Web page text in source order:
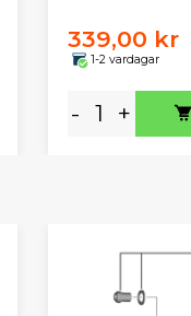
339,00 kr
1-2 vardagar
- +